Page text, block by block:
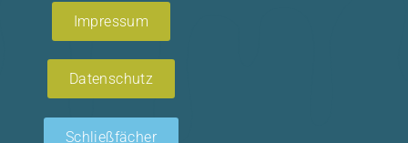
Impressum
Datenschutz
Schließfächer